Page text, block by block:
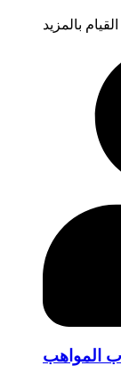
بالمزيد
المواهب